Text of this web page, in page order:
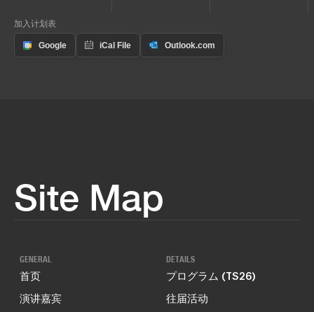
加入计划表
Site Map
GENERAL
首页
演讲嘉宾
DETAILS
プログラム (TS26)
往届活动